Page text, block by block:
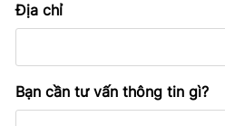
Địa chỉ
Bạn cần tư vấn thông tin gì?